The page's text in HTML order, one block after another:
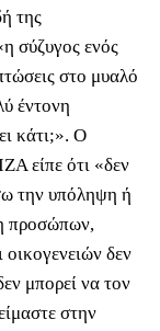
της
σύζυγος ενός
στο μυαλό
έντονη
κάτι;». Ο
είπε ότι «δεν
την υπόληψη ή
προσώπων,
δεν
μπορεί να τον
στην